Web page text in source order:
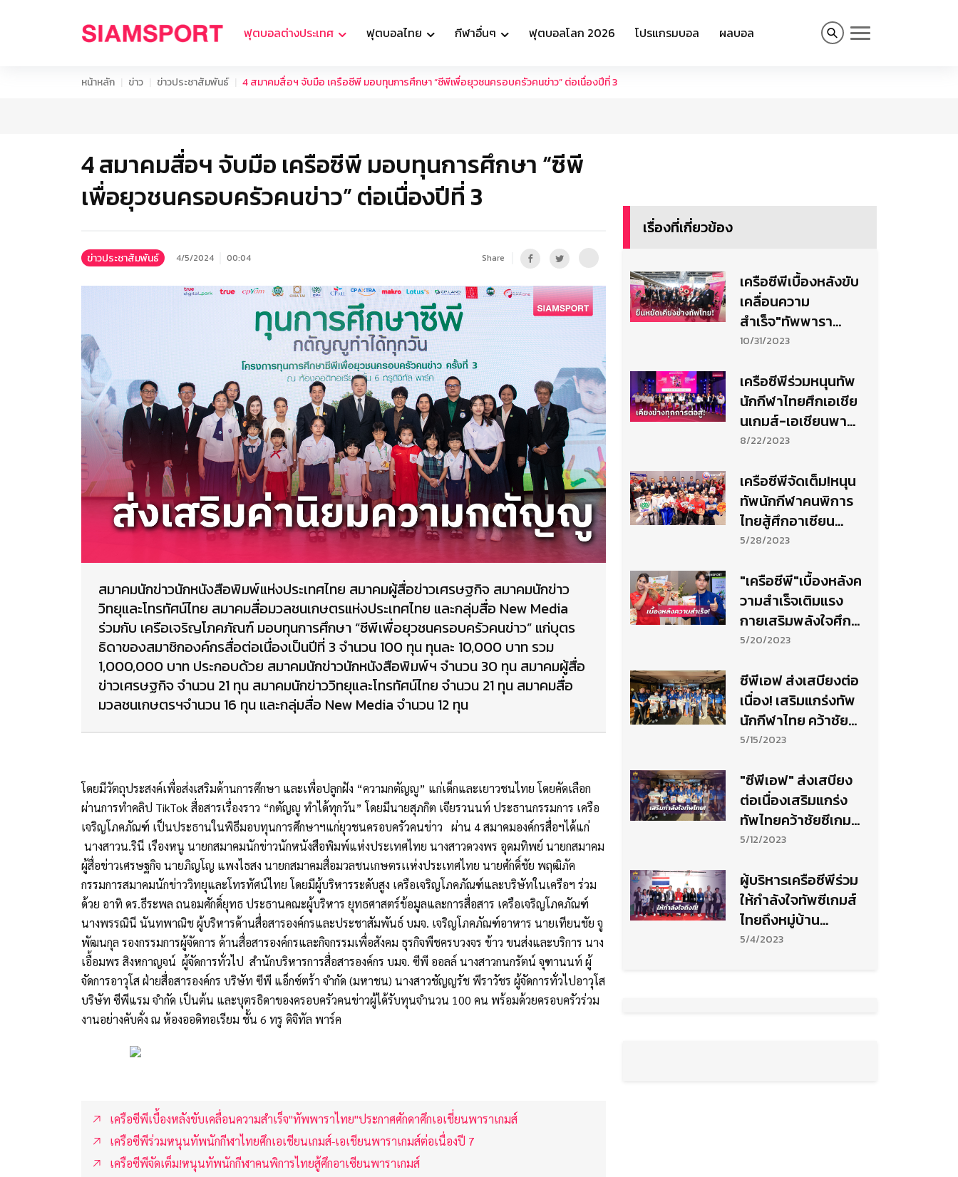
ฟุตบอลต่างประเทศ ฟุตบอลไทย กีฬาอื่นๆ ฟุตบอลโลก 2026 โปรแกรมบอล ผลบอล
หน้าหลัก ข่าว ข่าวประชาสัมพันธ์ 4 สมาคมสื่อฯ จับมือ เครือซีพี มอบทุนการศึกษา “ซีพีเพื่อยุวชนครอบครัวคนข่าว” ต่อเนื่องปีที่ 3
4 สมาคมสื่อฯ จับมือ เครือซีพี มอบทุนการศึกษา “ซีพี
เพื่อยุวชนครอบครัวคนข่าว” ต่อเนื่องปีที่ 3
ข่าวประชาสัมพันธ์ 4/5/2024 00:04 Share
สมาคมนักข่าวนักหนังสือพิมพ์แห่งประเทศไทย สมาคมผู้สื่อข่าวเศรษฐกิจ สมาคมนักข่าว
วิทยุและโทรทัศน์ไทย สมาคมสื่อมวลชนเกษตรแห่งประเทศไทย และกลุ่มสื่อ New Media
ร่วมกับ เครือเจริญโภคภัณฑ์ มอบทุนการศึกษา “ซีพีเพื่อยุวชนครอบครัวคนข่าว” แก่บุตร
ธิดาของสมาชิกองค์กรสื่อต่อเนื่องเป็นปีที่ 3 จำนวน 100 ทุน ทุนละ 10,000 บาท รวม
1,000,000 บาท ประกอบด้วย สมาคมนักข่าวนักหนังสือพิมพ์ฯ จำนวน 30 ทุน สมาคมผู้สื่อ
ข่าวเศรษฐกิจ จำนวน 21 ทุน สมาคมนักข่าววิทยุและโทรทัศน์ไทย จำนวน 21 ทุน สมาคมสื่อ
มวลชนเกษตรฯจำนวน 16 ทุน และกลุ่มสื่อ New Media จำนวน 12 ทุน
โดยมีวัตถุประสงค์เพื่อส่งเสริมด้านการศึกษา และเพื่อปลูกฝัง “ความกตัญญู” แก่เด็กและเยาวชนไทย โดยคัดเลือก
ผ่านการทำคลิป TikTok สื่อสารเรื่องราว “กตัญญู ทำได้ทุกวัน” โดยมีนายสุภกิต เจียรวนนท์ ประธานกรรมการ เครือ
เจริญโภคภัณฑ์ เป็นประธานในพิธีมอบทุนการศึกษาฯแก่ยุวชนครอบครัวคนข่าว ผ่าน 4 สมาคมองค์กรสื่อฯได้แก่
นางสาวน.รินี เรืองหนู นายกสมาคมนักข่าวนักหนังสือพิมพ์แห่งประเทศไทย นางสาวดวงพร อุดมทิพย์ นายกสมาคม
ผู้สื่อข่าวเศรษฐกิจ นายภิญโญ แพงไธสง นายกสมาคมสื่อมวลชนเกษตรเเห่งประเทศไทย นายศักดิ์ชัย พฤฒิภัค
กรรมการสมาคมนักข่าววิทยุและโทรทัศน์ไทย โดยมีผู้บริหารระดับสูง เครือเจริญโภคภัณฑ์และบริษัทในเครือฯ ร่วม
ด้วย อาทิ ดร.ธีระพล ถนอมศักดิ์ยุทธ ประธานคณะผู้บริหาร ยุทธศาสตร์ข้อมูลและการสื่อสาร เครือเจริญโภคภัณฑ์
นางพรรณินี นันทพาณิช ผู้บริหารด้านสื่อสารองค์กรและประชาสัมพันธ์ บมจ. เจริญโภคภัณฑ์อาหาร นายเทียนชัย จู
พัฒนกุล รองกรรมการผู้จัดการ ด้านสื่อสารองค์กรและกิจกรรมเพื่อสังคม ธุรกิจพืชครบวงจร ข้าว ขนส่งและบริการ นาง
เอื้อมพร สิงหกาญจน์ ผู้จัดการทั่วไป สำนักบริหารการสื่อสารองค์กร บมจ. ซีพี ออลล์ นางสาวกนกรัตน์ จุฑานนท์ ผู้
จัดการอาวุโส ฝ่ายสื่อสารองค์กร บริษัท ซีพี แอ็กซ์ตร้า จำกัด (มหาชน) นางสาวชัญญรัช พีราวัชร ผู้จัดการทั่วไปอาวุโส
บริษัท ซีพีแรม จำกัด เป็นต้น และบุตรธิดาของครอบครัวคนข่าวผู้ได้รับทุนจำนวน 100 คน พร้อมด้วยครอบครัวร่วม
งานอย่างคับคั่ง ณ ห้องออดิทอเรียม ชั้น 6 ทรู ดิจิทัล พาร์ค
เครือซีพีเบื้องหลังขับเคลื่อนความสำเร็จ"ทัพพาราไทย"ประกาศศักดาศึกเอเชี่ยนพาราเกมส์
เครือซีพีร่วมหนุนทัพนักกีฬาไทยศึกเอเชียนเกมส์-เอเชียนพาราเกมส์ต่อเนื่องปี 7
เครือซีพีจัดเต็ม!หนุนทัพนักกีฬาคนพิการไทยสู้ศึกอาเซียนพาราเกมส์
เรื่องที่เกี่ยวข้อง
เครือซีพีเบื้องหลังขับ
เคลื่อนความ
สำเร็จ"ทัพพารา
ไทย"ประกาศศักดา
เกมส์
10/31/2023
เครือซีพีร่วมหนุนทัพ
นักกีฬาไทยศึกเอเชีย
นเกมส์-เอเชียนพารา
เกมส์ต่อเนื่องปี 7
8/22/2023
เครือซีพีจัดเต็ม!หนุน
ทัพนักกีฬาคนพิการ
ไทยสู้ศึกอาเซียน
พาราเกมส์
5/28/2023
"เครือซีพี"เบื้องหลังค
วามสำเร็จเติมแรง
กายเสริมพลังใจศึก
ซีเกมส์กัมพูชา
5/20/2023
ซีพีเอฟ ส่งเสบียงต่อ
เนื่อง! เสริมแกร่งทัพ
นักกีฬาไทย คว้าชัย
ซีเกมส์ 2023
5/15/2023
"ซีพีเอฟ" ส่งเสบียง
ต่อเนื่องเสริมแกร่ง
ทัพไทยคว้าชัยซีเกมส์
2023
5/12/2023
ผู้บริหารเครือซีพีร่วม
ให้กำลังใจทัพซีเกมส์
ไทยถึงหมู่บ้าน
นักกีฬา
5/4/2023